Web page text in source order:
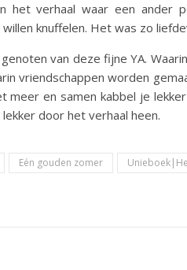
het verhaal waar een ander
knuffelen. Het was zo
van deze fijne YA.
vriendschappen worden
meer en samen kabbel je
door het verhaal heen.
Eén gouden zomer